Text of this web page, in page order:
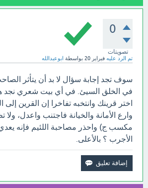
0
تصويتات
تم الرد عليه فبراير 20 بواسطة ابوعبدالله
سوف تجد إجابة سؤال لا بد أن يتأثر
في الخلق السيئ. في أي بيت شعري نجد
اختر قرينك وانتخبه تفاخرا إن القرين
وارع الأمانة والخيانة فاجتنب واعدل،
مكسب ج) واحذر مصاحبة اللئيم فإنه
الأجرب ؟ بالأعلى.